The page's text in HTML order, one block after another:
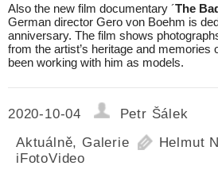
Also the new film documentary ´The
German director Gero von Boehm is
anniversary. The film shows
from the artist’s heritage and memories
been working with him as models.
2020-10-04
Petr Šálek
Aktuálně, Galerie Helmut
iFotoVideo